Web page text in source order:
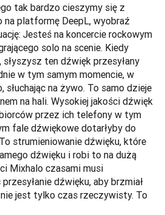
tak bardzo cieszymy się z
na platformę DeepL, wyobraź
Jesteś na koncercie rockowym
solo na scenie. Kiedy
słyszysz ten dźwięk przesyłany
w tym samym momencie, w
słuchając na żywo. To samo dzieje
na hali. Wysokiej jakości dźwięk
przez ich telefony w tym
fale dźwiękowe dotarłyby do
strumieniowanie dźwięku, które
dźwięku i robi to na dużą
Mixhalo czasami musi
dźwięku, aby brzmiał
jest tylko czas rzeczywisty. To